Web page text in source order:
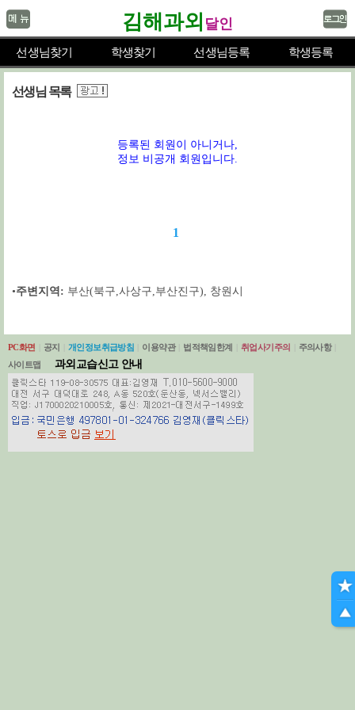
김해과외 달인
선생님찾기 학생찾기 선생님등록 학생등록
선생님 목록
등록된 회원이 아니거나,
정보 비공개 회원입니다.
1
•주변지역: 부산(북구,사상구,부산진구), 창원시
PC화면 공지 개인정보취급방침 이용약관 법적책임한계 취업사기주의 주의사항
사이트맵
과외교습신고 안내